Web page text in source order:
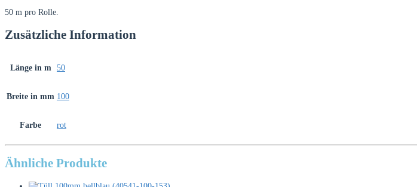
50 m pro Rolle.
Zusätzliche Information
Länge in m 50
Breite in mm 100
Farbe rot
Ähnliche Produkte